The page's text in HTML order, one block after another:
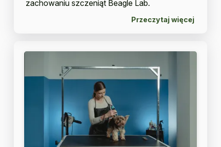
zachowaniu szczeniąt Beagle Lab.
Przeczytaj więcej